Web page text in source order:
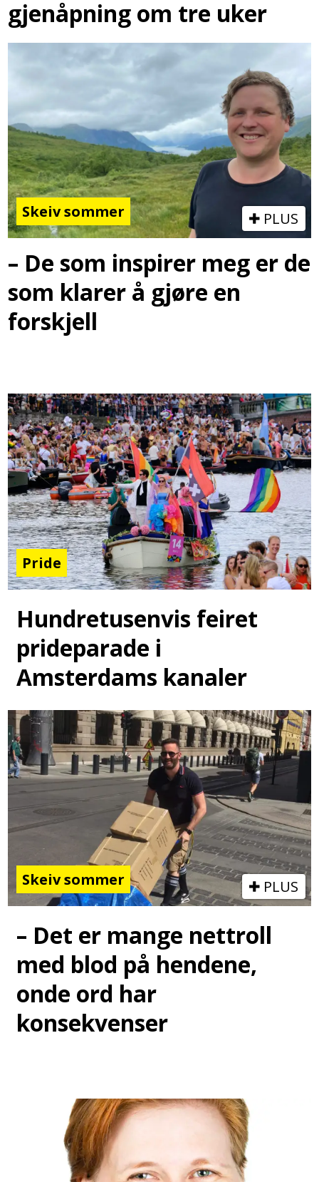
gjenåpning om tre uker
Skeiv sommer PLUS
– De som inspirer meg er de
som klarer å gjøre en
forskjell
Pride
Hundretusenvis feiret
prideparade i
Amsterdams kanaler
Skeiv sommer PLUS
– Det er mange nettroll
med blod på hendene,
onde ord har
konsekvenser